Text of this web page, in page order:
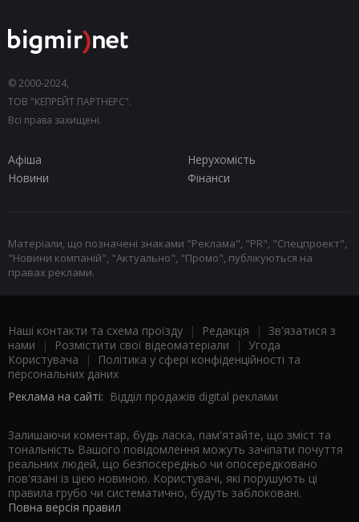
© 2000-2024,
ТОВ "КЕПРЕЙТ ПАРТНЕРС".
Всі права захищені.
Афіша
Нерухомість
Новини
Фінанси
Матеріали, що позначені знаками "Реклама", "PR", "Спецпроект",
"Новини компаній", "Актуально", "Промо", публікуються на
правах реклами.
Наші контакти та схема проїзду | Редакція | Зв'язатися з
нами | Розмістити свої відеоматеріали | Угода
Користувача |
Політика у сфері конфіденційності та
персональних даних
Реклама на сайті: Відділ продажів digital реклами
Залишаючи коментар, будь ласка, пам'ятайте, що зміст та
тональність Вашого повідомлення можуть зачіпати почуття
реальних людей, що безпосередньо чи опосередковано
пов'язані із цією новиною. Користувачі, які порушують ці
правила грубо чи систематично, будуть заблоковані.
Повна версія правил